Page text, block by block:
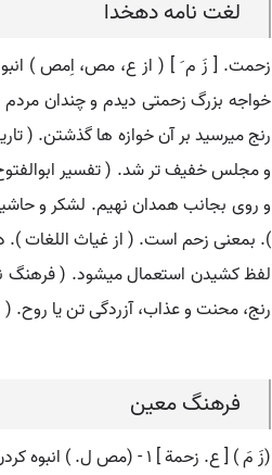
لغت نامه دهخدا
زحمت. [ زَ م َ ] ( از ع، مص، اِمص )
خواجه بزرگ زحمتی دیدم و چندان مردم
و روی بجانب همدان نهیم. لشکر و
). بمعنی زحم است. ( از غیاث اللغات ).
رنج، محنت و عذاب، آزردگی تن یا روح. (
فرهنگ معین
(زَ مَ ) [ ع. زحمة ] ۱ - (مص ل. ) انبوه کردن. ۲ - (اِمص. ) ازدحام. ۳ - رنج و آزردگی. ۴ - (اِ. ) بیماری. ۵ - در فارسی: دردسر.